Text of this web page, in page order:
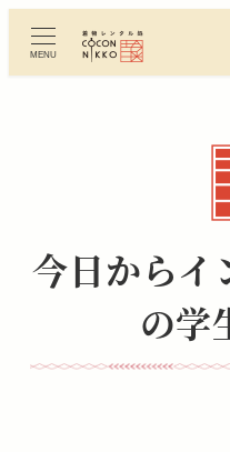
ン
MENU
今日からイ
の学